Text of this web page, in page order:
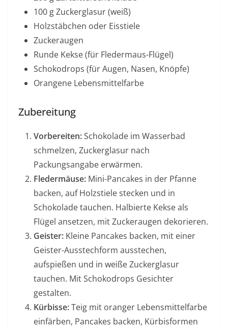
100 g Zuckerglasur (weiß)
Holzstäbchen oder Eisstiele
Zuckeraugen
Runde Kekse (für Fledermaus-Flügel)
Schokodrops (für Augen, Nasen, Knöpfe)
Orangene Lebensmittelfarbe
Zubereitung
Vorbereiten:Schokolade im Wasserbad
schmelzen, Zuckerglasur nach
Packungsangabe erwärmen.
Fledermäuse: Mini-Pancakes in der Pfanne
backen, auf Holzstiele stecken und in
Schokolade tauchen. Halbierte Kekse als
Flügel ansetzen, mit Zuckeraugen dekorieren.
Geister: Kleine Pancakes backen, mit einer
Geister-Ausstechform ausstechen,
aufspießen und in weiße Zuckerglasur
tauchen. Mit Schokodrops Gesichter
gestalten.
Kürbisse:Teig mit oranger Lebensmittelfarbe
einfärben, Pancakes backen, Kürbisformen